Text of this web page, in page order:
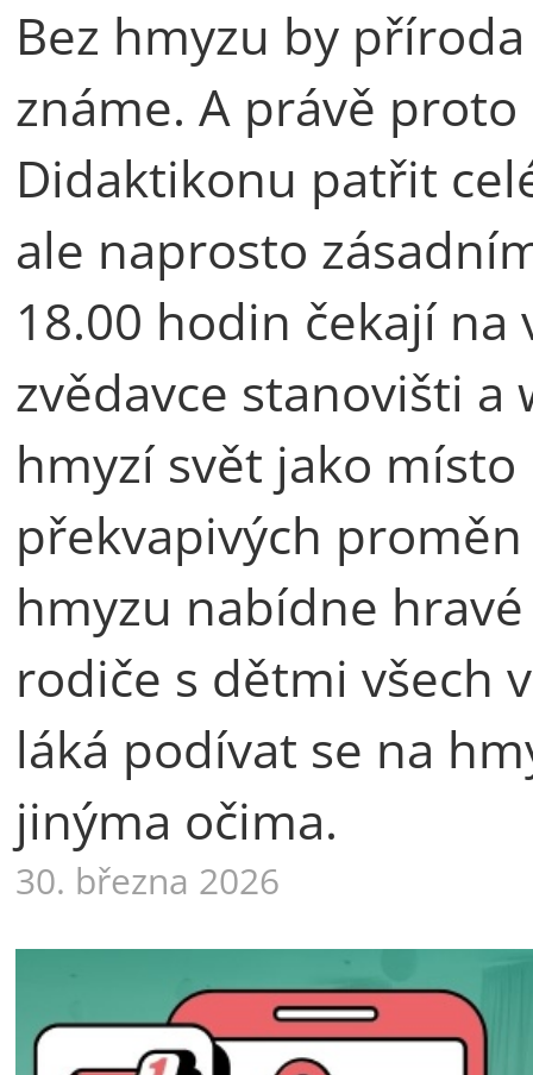
Bez hmyzu by
známe. A právě
Didaktikonu patřit
ale naprosto
18.00 hodin čekají na
zvědavce stanovišti
hmyzí svět jako
překvapivých
hmyzu nabídne
rodiče s dětmi všech
láká podívat se na
jinýma očima.
30. března 2026